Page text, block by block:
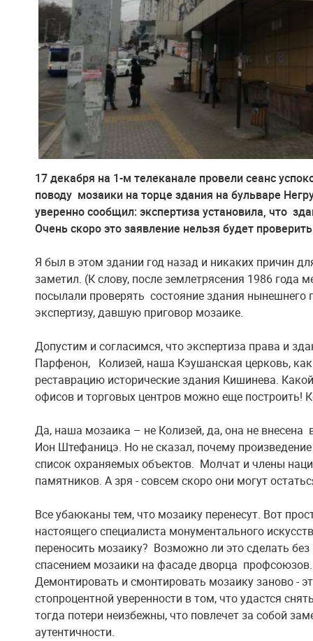
17 декабря на 1-м телеканале провели сеанс
поводу мозаики на торце здания на бульваре
уверенно сообщил: экспертиза установила, что
Очень скоро это заявление нельзя будет
Я был в этом здании год назад и никаких причин
заметил. (К слову, после землетрясения 1986 года
посылали проверять состояние здания
экспертизу, давшую приговор мозаике.
Допустим и согласимся, что экспертиза права и
Парфенон, Колизей, наша Кэушанская церковь,
реставрацию исторические здания Кишинева.
офисов и торговых центров можно еще построить!
Да, наша мозаика – не Колизей, да, она не
Ион Штефаницэ. Но не сказал, почему
список охраняемых объектов. Молчат и члены
памятников. А зря - совсем скоро они могут
Все убаюканы тем, что мозаику перенесут. Вот
настоящего специалиста монументального
переносить мозаику? Возможно ли это сделать
спасением мозаики на фасаде дворца
Демонтировать и смонтировать мозаику заново -
стопроцентной уверенности в том, что удастся
тогда потери неизбежны, что повлечет за собой
аутентичности.